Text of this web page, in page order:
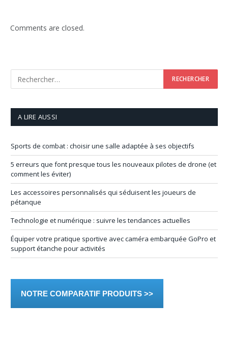
Comments are closed.
A LIRE AUSSI
Sports de combat : choisir une salle adaptée à ses objectifs
5 erreurs que font presque tous les nouveaux pilotes de drone (et
comment les éviter)
Les accessoires personnalisés qui séduisent les joueurs de
pétanque
Technologie et numérique : suivre les tendances actuelles
Équiper votre pratique sportive avec caméra embarquée GoPro et
support étanche pour activités
NOTRE COMPARATIF PRODUITS >>